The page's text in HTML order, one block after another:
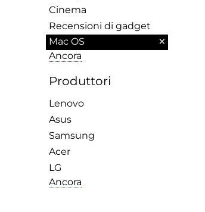
Cinema
Recensioni di gadget
Mac OS
×
Ancora
Produttori
Lenovo
Asus
Samsung
Acer
LG
Ancora